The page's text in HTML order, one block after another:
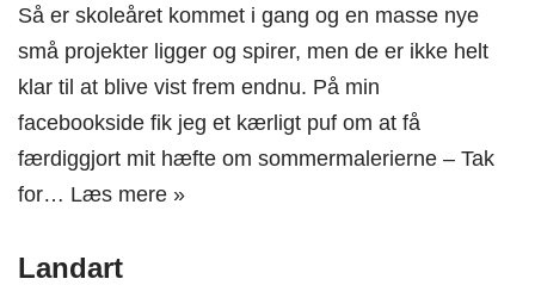
Så er skoleåret kommet i gang og en masse nye
små projekter ligger og spirer, men de er ikke helt
klar til at blive vist frem endnu. På min
facebookside fik jeg et kærligt puf om at få
færdiggjort mit hæfte om sommermalerierne – Tak
for… Læs mere »
Landart